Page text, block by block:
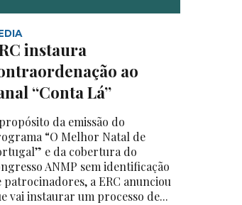
instaura
ao
“Conta Lá”
da emissão do
“O Melhor Natal de
e da cobertura do
ANMP sem identificação
patrocinadores, a ERC anunciou
vai instaurar um processo de...